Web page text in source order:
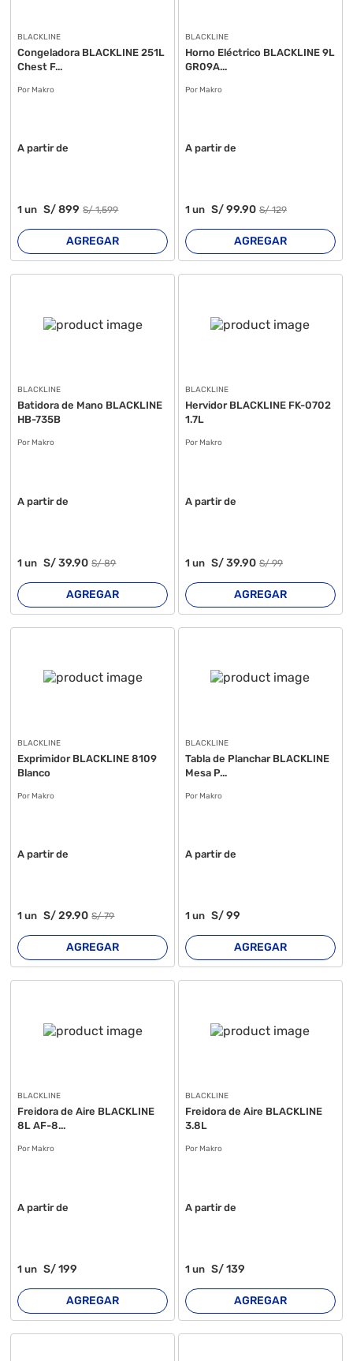
BLACKLINE
Congeladora BLACKLINE 251L
Chest F...
Por Makro
A partir de
1un S/899 S/1,599
AGREGAR
BLACKLINE
Horno Eléctrico BLACKLINE 9L
GR09A...
Por Makro
A partir de
1 un S/99.90 S/129
AGREGAR
BLACKLINE
Batidora de Mano BLACKLINE
HB-735B
Por Makro
A partir de
1un S/39.90 S/89
AGREGAR
BLACKLINE
Hervidor BLACKLINE FK-0702
1.7L
Por Makro
A partir de
1 un S/39.90 S/99
AGREGAR
BLACKLINE
Exprimidor BLACKLINE 8109
Blanco
Por Makro
A partir de
1un S/29.90 S/79
AGREGAR
BLACKLINE
Tabla de Planchar BLACKLINE
Mesa P...
Por Makro
A partir de
1 un S/99
AGREGAR
BLACKLINE
Freidora de Aire BLACKLINE
8L AF-8...
Por Makro
A partir de
1un S/199
AGREGAR
BLACKLINE
Freidora de Aire BLACKLINE
3.8L
Por Makro
A partir de
1 un S/139
AGREGAR